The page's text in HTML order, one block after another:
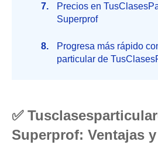
Precios en
Superprof
Progresa más rápido
particular de
✅
Superprof: Ventajas